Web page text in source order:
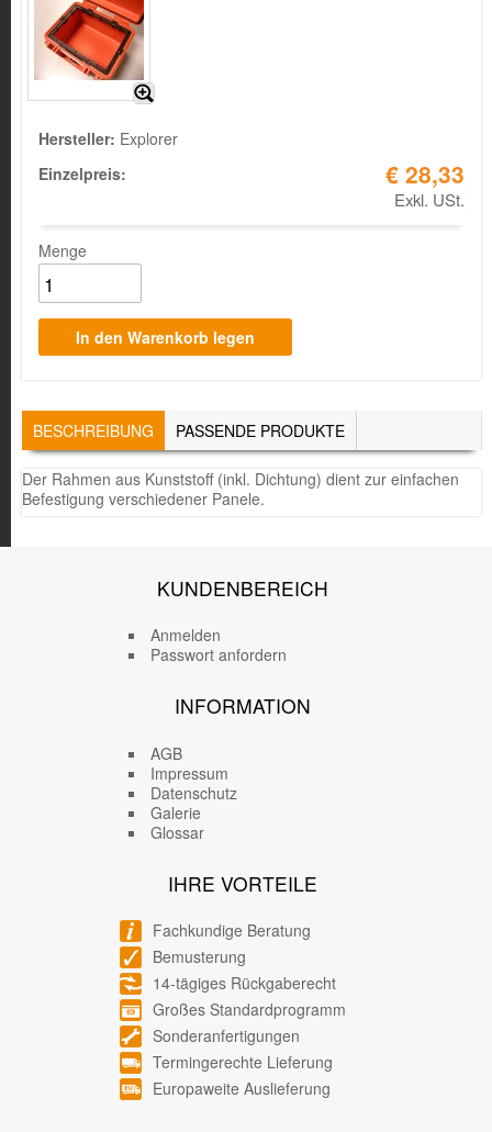
Hersteller: Explorer
Einzelpreis:
€ 28,33
Exkl. USt.
Menge
TABS
BESCHREIBUNG (AKTIVER
REITER)
PASSENDE PRODUKTE
Der Rahmen aus Kunststoff (inkl. Dichtung) dient zur einfachen
Befestigung verschiedener Panele.
KUNDENBEREICH
Anmelden
Passwort anfordern
INFORMATION
AGB
Impressum
Datenschutz
Galerie
Glossar
IHRE VORTEILE
Fachkundige Beratung
Bemusterung
14-tägiges Rückgaberecht
Großes Standardprogramm
Sonderanfertigungen
Termingerechte Lieferung
Europaweite Auslieferung